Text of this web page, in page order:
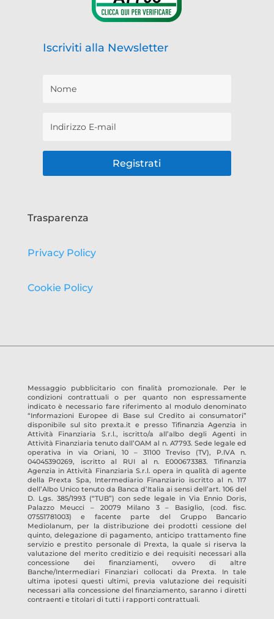
Iscriviti alla Newsletter
Registrati
Trasparenza
Privacy Policy
Cookie Policy
Messaggio pubblicitario con finalità promozionale. Per le
condizioni contrattuali o per quanto non espressamente
indicato è necessario fare riferimento al modulo denominato
“Informazioni Europee di Base sul Credito ai consumatori”
disponibile sul sito prexta.it e presso Tifinanzia Agenzia in
Attività Finanziaria S.r.l., iscritto/a all’albo degli Agenti in
Attività Finanziaria tenuto dall’OAM al n. A7793. Sede legale ed
operativa in via Oriani, 10 – 31100 Treviso (TV), P.IVA n.
04045390269, iscritto al RUI al n. E000673383.Tifinanzia
Agenzia in Attività Finanziaria S.r.l. opera in qualità di agente
della Prexta Spa, Intermediario Finanziario iscritto al n. 117
dell’Albo Unico tenuto da Banca d’Italia ai sensi dell’art. 106 del
D. Lgs. 385/1993 (“TUB”) con sede legale in Via Ennio Doris,
Palazzo Meucci – 20079 Milano 3 – Basiglio, (cod. fisc.
07551781003) e facente parte del Gruppo Bancario
Mediolanum, per la distribuzione dei prodotti cessione del
quinto, delegazione di pagamento, anticipo trattamento fine
servizio e prestito personale di Prexta, la quale si riserva la
valutazione del merito creditizio e dei requisiti necessari alla
concessione dei finanziamenti, ovvero di altre
Banche/Intermediari Finanziari collocati da Prexta. In tale
ultima ipotesi questi ultimi, previa valutazione dei requisiti
necessari alla concessione del finanziamento, saranno i diretti
contraenti e titolari di tutti i rapporti contrattuali.